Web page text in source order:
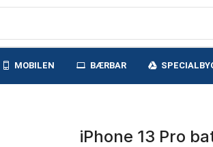
MOBILEN BÆRBAR
iPhone 13 Pro